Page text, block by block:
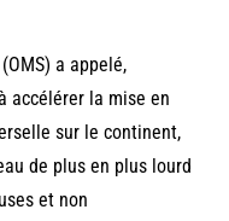
a appelé,
accélérer la mise en
sur le continent,
de plus en plus lourd
et non